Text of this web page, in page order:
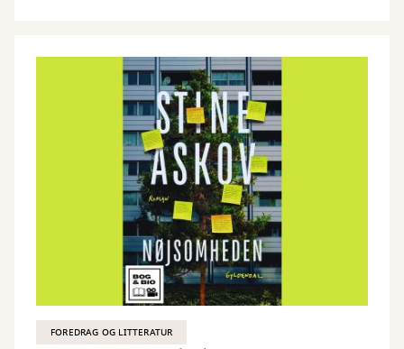
FOREDRAG OG LITTERATUR